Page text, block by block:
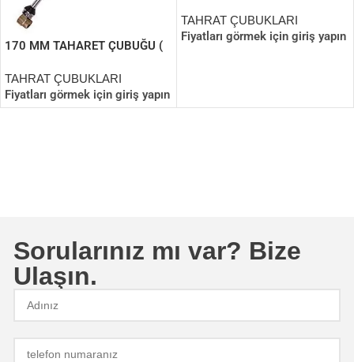
170 MM TAHARET ÇUBUĞU (
TAHRAT ÇUBUKLARI
Fiyatları görmek için giriş yapın
TAHRAT ÇUBUKLARI
Fiyatları görmek için giriş yapın
Sorularınız mı var? Bize
Ulaşın.